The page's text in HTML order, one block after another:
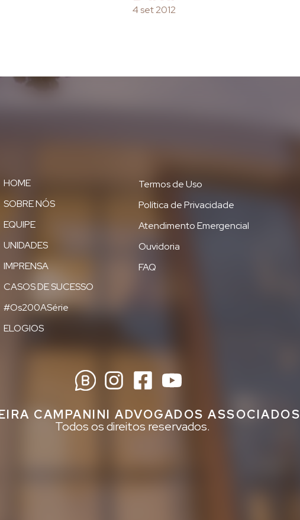
4 set 2012
HOME
SOBRE NÓS
EQUIPE
UNIDADES
IMPRENSA
CASOS DE SUCESSO
#Os200ASérie
ELOGIOS
Termos de Uso
Política de Privacidade
Atendimento Emergencial
Ouvidoria
FAQ
CAMPANINI ADVOGADOS ASSOCIADOS
Todos os direitos reservados.